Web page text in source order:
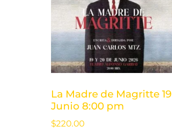
La Madre de Magritte 19
Junio 8:00 pm
$220.00